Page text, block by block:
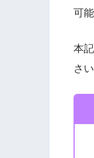
可
本
さい